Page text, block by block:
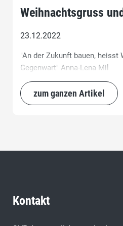
Weihnachtsgruss
23.12.2022
"An der Zukunft bauen, heisst
Gegenwart" Anna-Lena Mil
zum ganzen Artikel
Kontakt